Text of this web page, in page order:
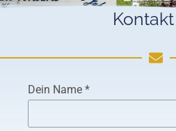
Bitte lasse dieses Feld leer.
Dein Name *